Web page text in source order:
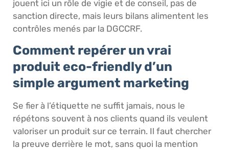
jouent ici un rôle de vigie et de conseil, pas de
sanction directe, mais leurs bilans alimentent les
contrôles menés par la DGCCRF.
Comment repérer un vrai
produit eco-friendly d’un
simple argument marketing
Se fier à l’étiquette ne suffit jamais, nous le
répétons souvent à nos clients quand ils veulent
valoriser un produit sur ce terrain. Il faut chercher
la preuve derrière le mot, sans quoi la mention